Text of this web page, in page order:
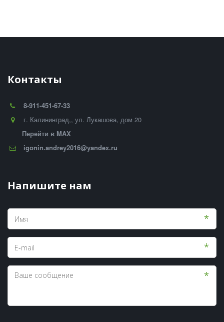
Контакты
8-911-451-67-33
г. Калининград,, ул. Лукашова, дом 20
Перейти в MAX
igonin.andrey2016@yandex.ru
Напишите нам
*
*
*